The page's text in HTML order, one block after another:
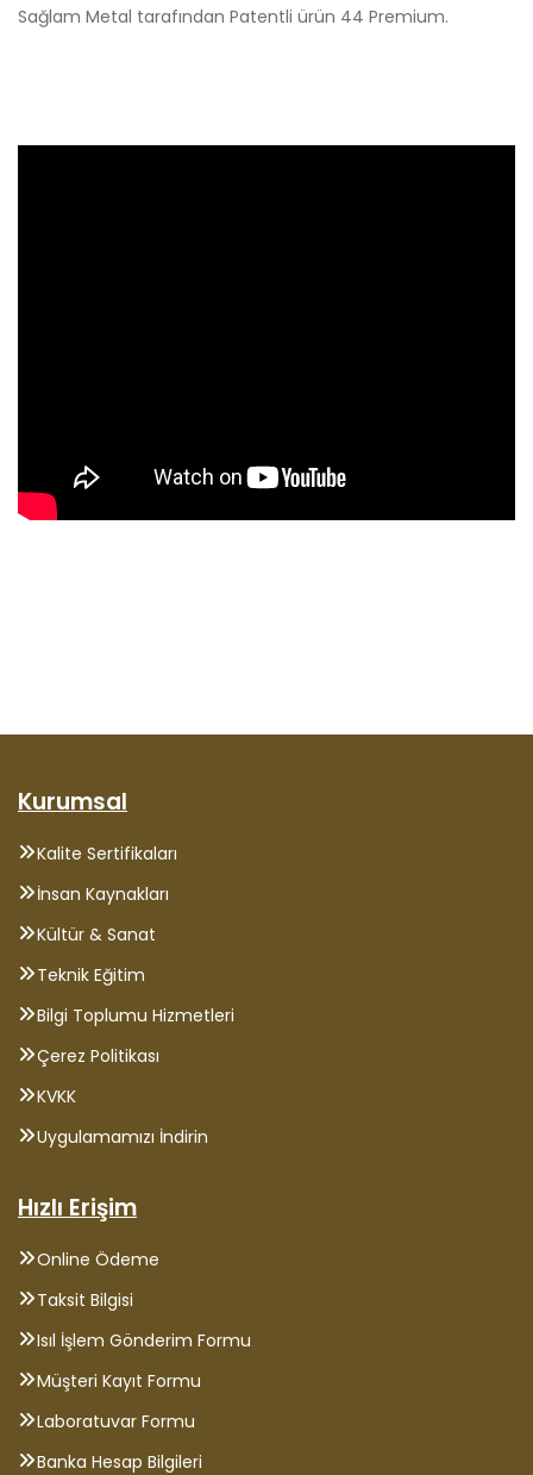
Sağlam Metal tarafından Patentli ürün 44 Premium.
Kurumsal
Kalite Sertifikaları
İnsan Kaynakları
Kültür & Sanat
Teknik Eğitim
Bilgi Toplumu Hizmetleri
Çerez Politikası
KVKK
Uygulamamızı İndirin
Hızlı Erişim
Online Ödeme
Taksit Bilgisi
Isıl İşlem Gönderim Formu
Müşteri Kayıt Formu
Laboratuvar Formu
Banka Hesap Bilgileri